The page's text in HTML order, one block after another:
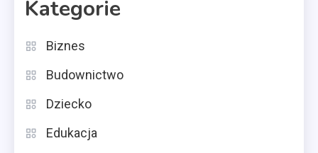
Kategorie
Biznes
Budownictwo
Dziecko
Edukacja